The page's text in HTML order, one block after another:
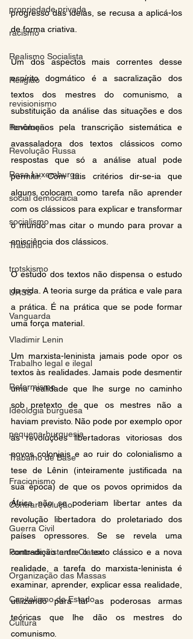
propriedade privada
racismo
Realismo Socialista
Religião
revisionismo
Revolução
Revolução Russa
Rosa Luxemburgo
social democracia
socialismo
Trabalho
trotskismo
URSS
Vanguarda
Vladimir Lenin
Trabalho legal e ilegal
Reformismo
Ideologia burguesa
pequena-burguesia
Trabalho de Base
Fracionismo
Contrarevolução
Guerra Civil
Ponto-de-vista de Classe
Organização das Massas
Capitalismo de Estado
Cultura
progresso das ideias, se recusa a aplicá-los
de forma criativa.
Um dos aspectos mais correntes desse
espírito dogmático é a sacralização dos
textos dos mestres do comunismo, a
substituição da análise das situações e dos
fenômenos pela transcrição sistemática e
avassaladora dos textos clássicos como
respostas que só a análise atual pode
permitir. Com tais critérios dir-se-ia que
alguns colocam como tarefa não aprender
com os clássicos para explicar e transformar
o mundo mas citar o mundo para provar a
onisciência dos clássicos.
O estudo dos textos não dispensa o estudo
da vida. A teoria surge da prática e vale para
a prática. É na prática que se pode formar
uma força material.
Um marxista-leninista jamais pode opor os
textos às realidades. Jamais pode desmentir
uma realidade que lhe surge no caminho
sob pretexto de que os mestres não a
haviam previsto. Não pode por exemplo opor
às revoluções libertadoras vitoriosas dos
povos coloniais e ao ruir do colonialismo a
tese de Lênin (inteiramente justificada na
sua época) de que os povos oprimidos da
África não se poderiam libertar antes da
revolução libertadora do proletariado dos
países opressores. Se se revela uma
contradição entre o texto clássico e a nova
realidade, a tarefa do marxista-leninista é
examinar, aprender, explicar essa realidade,
utilizando para tal as poderosas armas
teóricas que lhe dão os mestres do
comunismo.